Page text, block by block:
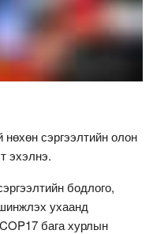
нөхөн сэргээлтийн олон
эхэлнэ.
бодлого,
ухаанд
бага хурлын